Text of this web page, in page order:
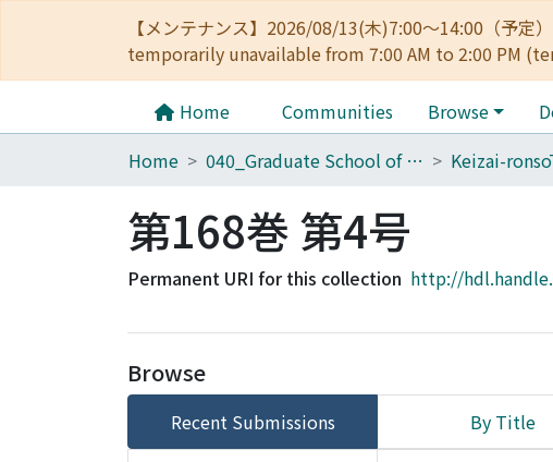
【メンテナンス】2026/08/13(木)7:00～14:00（予
temporarily unavailable from 7:00 AM to 2:00 PM
Home Communities Browse
Home
040_Graduate School of Economics
第168巻 第4号
Permanent URI for this collection http://
Browse
Recent Submissions By Title